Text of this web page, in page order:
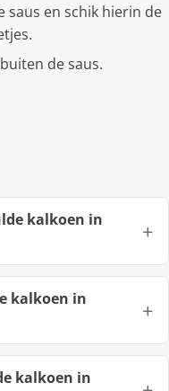
saus en schik hierin de
de saus.
kalkoen in
kalkoen in
kalkoen in